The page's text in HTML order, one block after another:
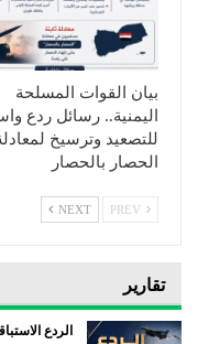
بيان القوات المسلحة
اليمنية.. رسائل ردع
للتصعيد وترسيخ
الحصار بالحصار
NEXT
تقارير
الردع